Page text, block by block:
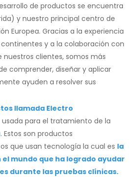
de productos se encuentra
y nuestro principal centro de
Europea. Gracias a la experiencia
y a la colaboración con
nuestros clientes, somos más
comprender, diseñar y aplicar
ayuden a resolver sus
llamada Electro
usada para el tratamiento de la
. Estos son productos
que usan tecnología la cual es la
mundo que ha logrado ayudar
durante las pruebas clínicas.